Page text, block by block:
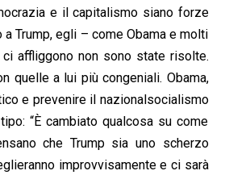
e il capitalismo siano forze
Trump, egli – come Obama e molti
affliggono non sono state risolte.
quelle a lui più congeniali. Obama,
e prevenire il nazionalsocialismo
“È cambiato qualcosa su come
che Trump sia uno scherzo
improvvisamente e ci sarà